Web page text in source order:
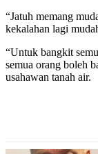
“Jatuh memang
kekalahan lagi
“Untuk bangkit
semua orang boleh
usahawan tanah air.